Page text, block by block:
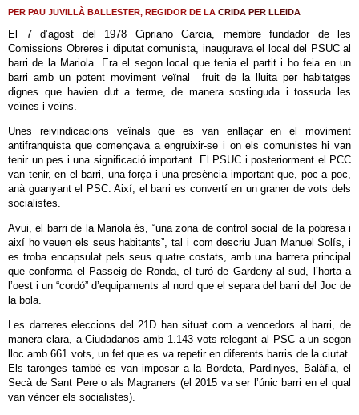
PER PAU JUVILLÀ BALLESTER, REGIDOR DE LA CRIDA PER LLEIDA
El 7 d’agost del 1978 Cipriano Garcia, membre fundador de les
Comissions Obreres i diputat comunista, inaugurava el local del PSUC al
barri de la Mariola. Era el segon local que tenia el partit i ho feia en un
barri amb un potent moviment veïnal fruit de la lluita per habitatges
dignes que havien dut a terme, de manera sostinguda i tossuda les
veïnes i veïns.
Unes reivindicacions veïnals que es van enllaçar en el moviment
antifranquista que començava a engruixir-se i on els comunistes hi van
tenir un pes i una significació important. El PSUC i posteriorment el PCC
van tenir, en el barri, una força i una presència important que, poc a poc,
anà guanyant el PSC. Així, el barri es convertí en un graner de vots dels
socialistes.
Avui, el barri de la Mariola és, “una zona de control social de la pobresa i
així ho veuen els seus habitants”, tal i com descriu Juan Manuel Solís, i
es troba encapsulat pels seus quatre costats, amb una barrera principal
que conforma el Passeig de Ronda, el turó de Gardeny al sud, l’horta a
l’oest i un “cordó” d’equipaments al nord que el separa del barri del Joc de
la bola.
Les darreres eleccions del 21D han situat com a vencedors al barri, de
manera clara, a Ciudadanos amb 1.143 vots relegant al PSC a un segon
lloc amb 661 vots, un fet que es va repetir en diferents barris de la ciutat.
Els taronges també es van imposar a la Bordeta, Pardinyes, Balàfia, el
Secà de Sant Pere o als Magraners (el 2015 va ser l’únic barri en el qual
van vèncer els socialistes).